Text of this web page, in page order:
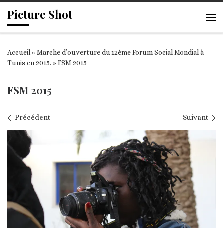
Passer au contenu
Picture Shot
Accueil» Marche d’ouverture du 12ème Forum Social Mondial à
Tunis en 2015. » FSM 2015
FSM 2015
Navigation des images
Précédent Suivant